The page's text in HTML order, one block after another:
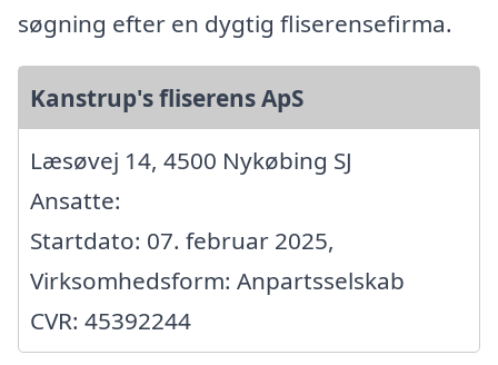
søgning efter en dygtig fliserensefirma.
Kanstrup's fliserens ApS
Læsøvej 14, 4500 Nykøbing SJ
Ansatte:
Startdato: 07. februar 2025,
Virksomhedsform: Anpartsselskab
CVR: 45392244